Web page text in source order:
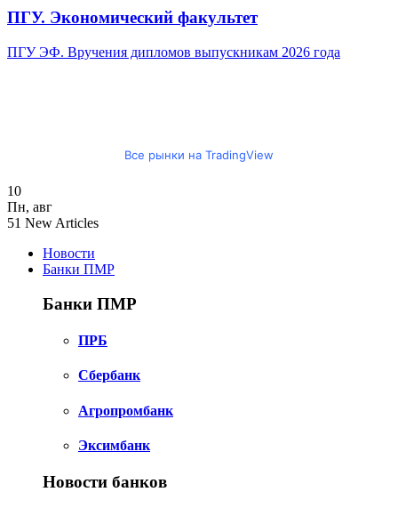
ПГУ. Экономический факультет
ПГУ ЭФ. Вручения дипломов выпускникам 2026 года
Все рынки на TradingView
10
Пн, авг
51 New Articles
Новости
Банки ПМР
Банки ПМР
ПРБ
Сбербанк
Агропромбанк
Эксимбанк
Новости банков